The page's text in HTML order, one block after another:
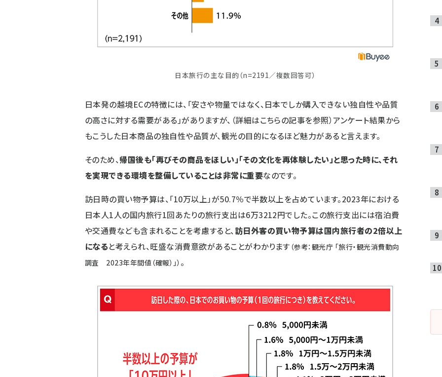
日本旅行の主な目的（n=2191／複数回答可）
日本発の越境ECの特徴には、「安さや物量ではなく、日本でしか購入できない独自性や品質
の高さに対する需要がある」がありますが、（詳細はこちらの記事を参照）アンケート結果から
もこうした日本商品の独自性や品質が、観光の目的になるほど魅力があると言えます。
そのため、帰国後も「再びその商品をほしい」「その文化を再体験したい」と思った時に、それ
を実現できる環境を整備していることは非常に重要なのです。
訪日時の買い物予算は、「10万以上」が50.7％で半数以上を占めています。2023年における
日本人1人の国内旅行1回あたりの旅行支出は6万3212円でした。この旅行支出には宿泊費
や交通費なども含まれることを考慮すると、訪日外客の買い物予算は国内旅行者の2倍以上
になると考えられ、旺盛な消費意欲があることがわかります （参考：観光庁 「旅行・観光消費動向
調査 2023年年間値（確報） 」） 。